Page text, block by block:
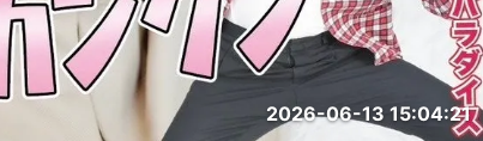
2026-06-13 15:04:21